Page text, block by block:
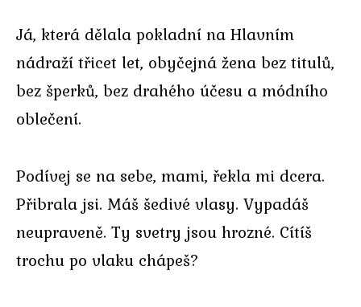
Já, která dělala pokladní na Hlavním
nádraží třicet let, obyčejná žena bez titulů,
bez šperků, bez drahého účesu a módního
oblečení.
Podívej se na sebe, mami, řekla mi dcera.
Přibrala jsi. Máš šedivé vlasy. Vypadáš
neupraveně. Ty svetry jsou hrozné. Cítíš
trochu po vlaku chápeš?